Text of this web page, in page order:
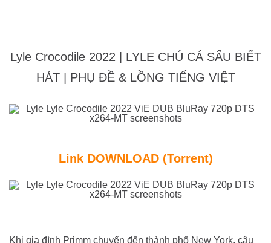
Lyle Crocodile 2022 | LYLE CHÚ CÁ SẤU BIẾT
HÁT | PHỤ ĐỀ & LỒNG TIẾNG VIỆT
Link DOWNLOAD (Torrent)
Khi gia đình Primm chuyển đến thành phố New York, cậu